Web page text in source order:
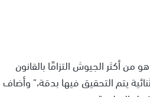
أكثر الجيوش التزامًا بالقانون
يتم التحقيق فيها بدقة،" وأضاف